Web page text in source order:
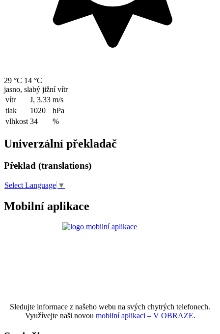
29 °C 14 °C
jasno, slabý jižní vítr
vítr
J, 3.33 m/s
tlak
1020
hPa
vlhkost 34 %
Univerzální překladač
Překlad (translations)
Select Language ▼
Mobilní aplikace
Sledujte informace z našeho webu na svých chytrých telefonech.
Využívejte naši novou mobilní aplikaci – V OBRAZE.